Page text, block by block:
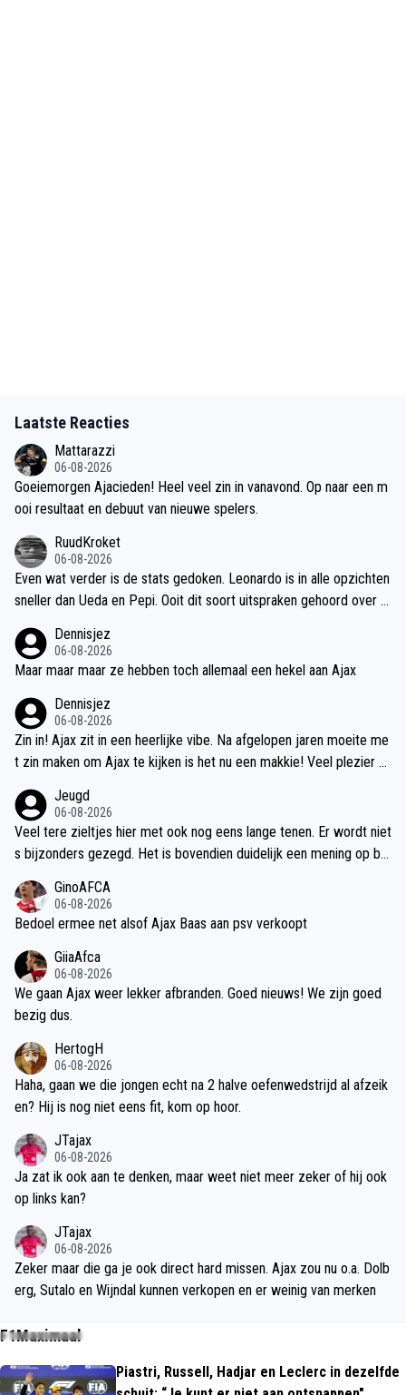
Laatste Reacties
Mattarazzi
06-08-2026
Goeiemorgen Ajacieden! Heel veel zin in vanavond. Op naar een m
ooi resultaat en debuut van nieuwe spelers.
RuudKroket
06-08-2026
Even wat verder is de stats gedoken. Leonardo is in alle opzichten
sneller dan Ueda en Pepi. Ooit dit soort uitspraken gehoord over d
trum spits die ik zo gauw kon vinden die echt sneller is,is Haaland.
Ik denk dat ik me nu in ieder geval meer in de snelheid van Leonar
eft gedaan of gaat doen.
Dennisjez
06-08-2026
Maar maar maar ze hebben toch allemaal een hekel aan Ajax
Dennisjez
06-08-2026
Zin in! Ajax zit in een heerlijke vibe. Na afgelopen jaren moeite me
t zin maken om Ajax te kijken is het nu een makkie! Veel plezier va
Jeugd
06-08-2026
Veel tere zieltjes hier met ook nog eens lange tenen. Er wordt niet
s bijzonders gezegd. Het is bovendien duidelijk een mening op ba
e toekomst ook niets is. Ik heb ook zitten kijken. Ik zag ook niets
overtuigends op dit moment. Totaal uit conditie (wat ik voor een t
t het een handige goaltjesdief blijkt te zijn die er straks 25 in schie
t? Nee.
GinoAFCA
06-08-2026
Bedoel ermee net alsof Ajax Baas aan psv verkoopt
GiiaAfca
06-08-2026
We gaan Ajax weer lekker afbranden. Goed nieuws! We zijn goed
bezig dus.
HertogH
06-08-2026
Haha, gaan we die jongen echt na 2 halve oefenwedstrijd al afzeik
en? Hij is nog niet eens fit, kom op hoor.
JTajax
06-08-2026
Ja zat ik ook aan te denken, maar weet niet meer zeker of hij ook
op links kan?
JTajax
06-08-2026
Zeker maar die ga je ook direct hard missen. Ajax zou nu o.a. Dolb
erg, Sutalo en Wijndal kunnen verkopen en er weinig van merken
F1Maximaal
Piastri, Russell, Hadjar en Leclerc in dezelfde